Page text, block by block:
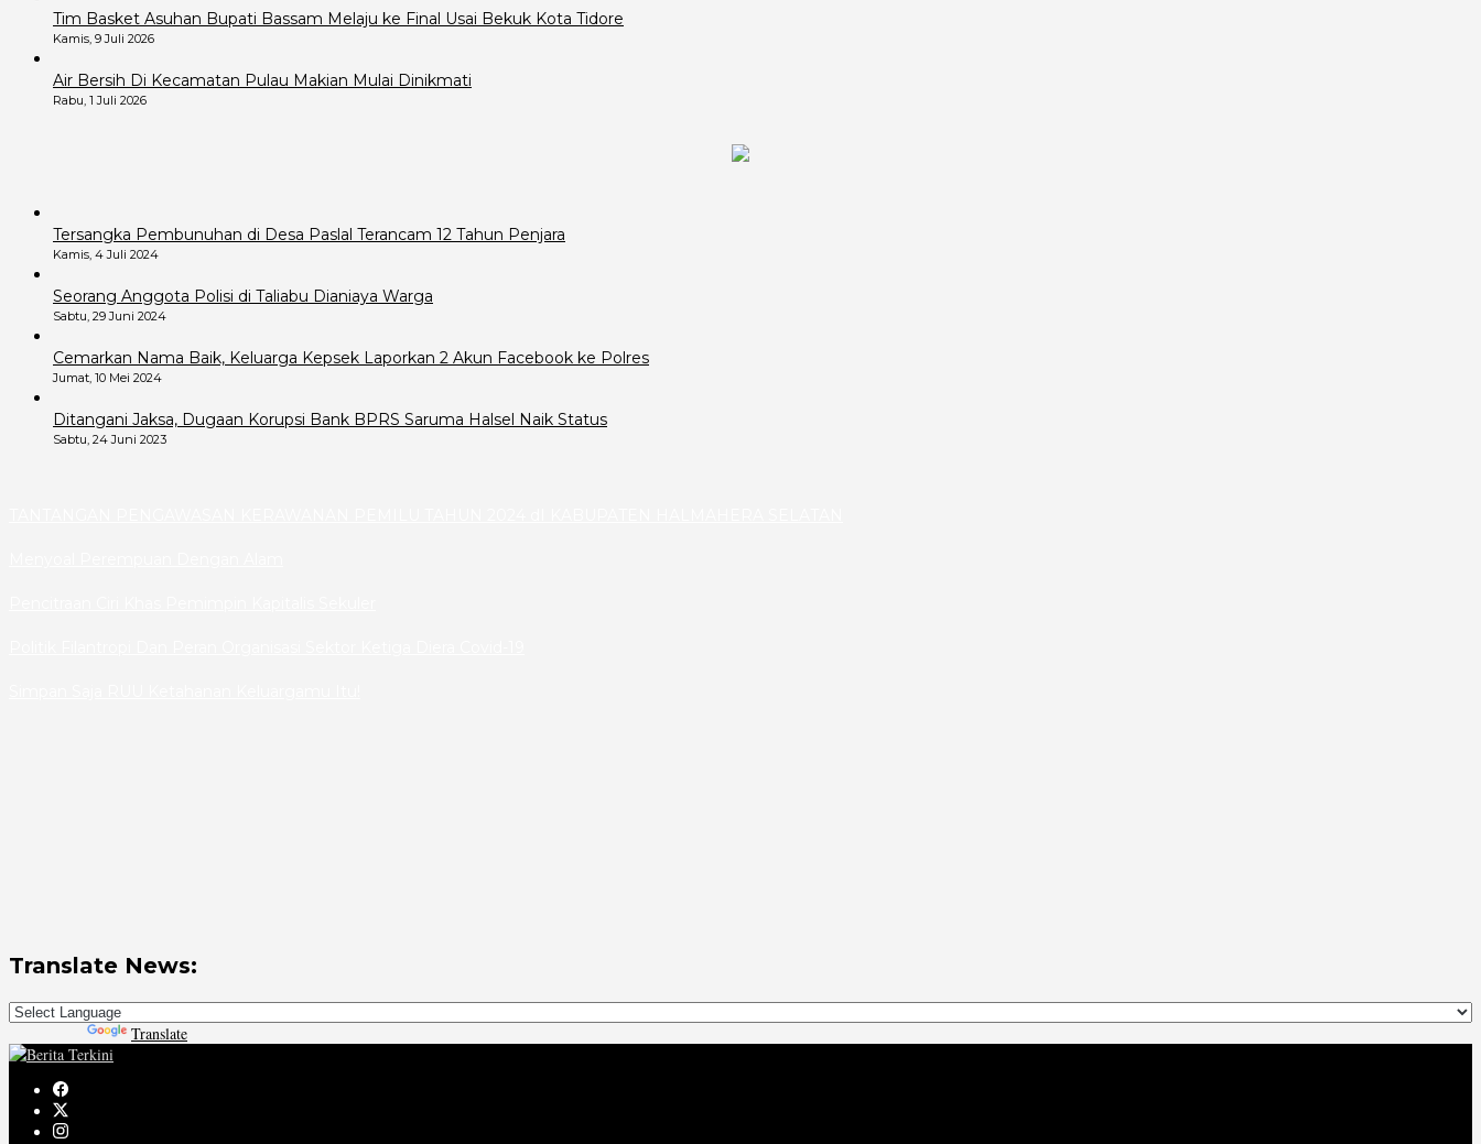
Tim Basket Asuhan Bupati Bassam Melaju ke Final Usai Bekuk Kota Tidore
Kamis, 9 Juli 2026
Air Bersih Di Kecamatan Pulau Makian Mulai Dinikmati
Rabu, 1 Juli 2026
Tersangka Pembunuhan di Desa Paslal Terancam 12 Tahun Penjara
Kamis, 4 Juli 2024
Seorang Anggota Polisi di Taliabu Dianiaya Warga
Sabtu, 29 Juni 2024
Cemarkan Nama Baik, Keluarga Kepsek Laporkan 2 Akun Facebook ke Polres
Jumat, 10 Mei 2024
Ditangani Jaksa, Dugaan Korupsi Bank BPRS Saruma Halsel Naik Status
Sabtu, 24 Juni 2023
Translate News:
Translate